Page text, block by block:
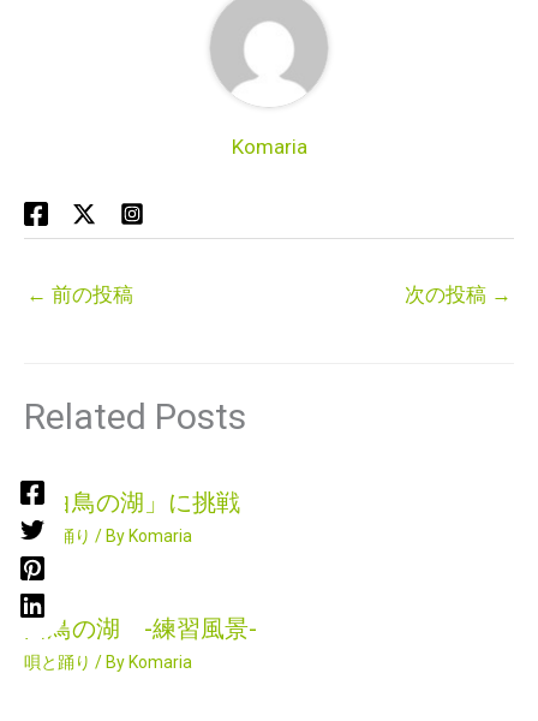
Komaria
← 前の投稿 次の投稿 →
Related Posts
「白鳥の湖」に挑戦
唄と踊り / By Komaria
白鳥の湖 -練習風景-
唄と踊り / By Komaria